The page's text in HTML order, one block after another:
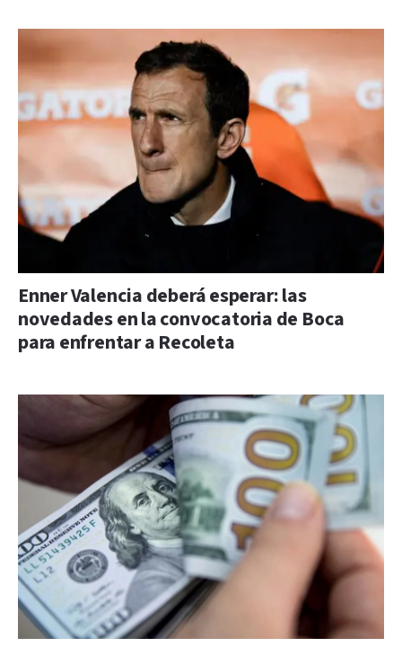
Enner Valencia deberá esperar: las
novedades en la convocatoria de Boca
para enfrentar a Recoleta